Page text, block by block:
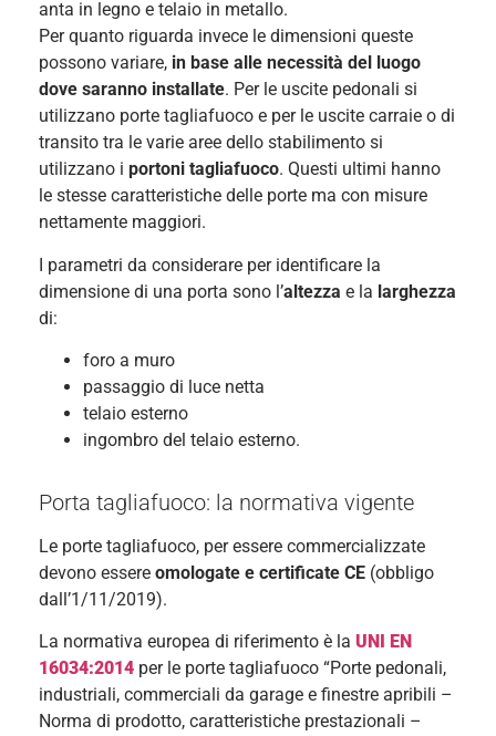
anta in legno e telaio in metallo.
Per quanto riguarda invece le dimensioni queste
possono variare, in base alle necessità del luogo
dove saranno installate. Per le uscite pedonali si
utilizzano porte tagliafuoco e per le uscite carraie o di
transito tra le varie aree dello stabilimento si
utilizzano i portoni tagliafuoco. Questi ultimi hanno
le stesse caratteristiche delle porte ma con misure
nettamente maggiori.
I parametri da considerare per identificare la
dimensione di una porta sono l’altezza e la larghezza
di:
foro a muro
passaggio di luce netta
telaio esterno
ingombro del telaio esterno.
Porta tagliafuoco: la normativa vigente
Le porte tagliafuoco, per essere commercializzate
devono essere omologate e certificate CE (obbligo
dall’1/11/2019).
La normativa europea di riferimento è la UNI EN
16034:2014 per le porte tagliafuoco “Porte pedonali,
industriali, commerciali da garage e finestre apribili –
Norma di prodotto, caratteristiche prestazionali –